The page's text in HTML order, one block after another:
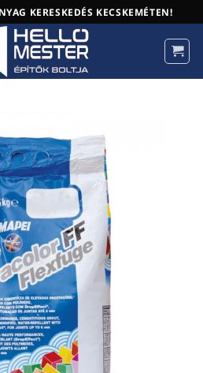
KERESKEDÉS KECSKEMÉTEN!